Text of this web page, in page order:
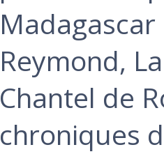
Reymond,
Chantel de
chroniques